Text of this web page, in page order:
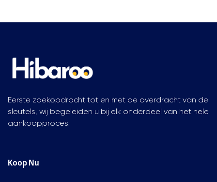
Eerste zoekopdracht tot en met de overdracht van de
sleutels, wij begeleiden u bij elk onderdeel van het hele
aankoopproces.
Koop Nu